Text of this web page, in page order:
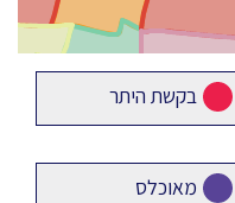
בקשת היתר
מאוכלס